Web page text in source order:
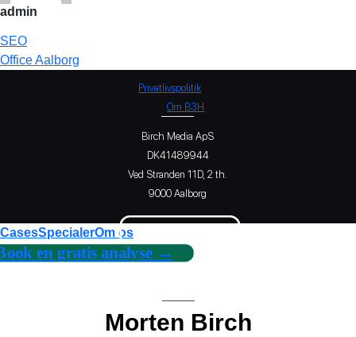
admin
SEO
Office Aalborg
Privatlivspolitik
Om B3H
Birch Media ApS
DK41489944
Ved Stranden 11D, 2 th.
9000 Aalborg
CasesSpecialerOm os
en gratis analyse →
Morten Birch